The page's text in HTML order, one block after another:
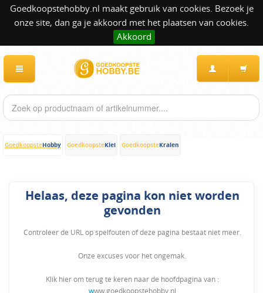
Goedkoopstehobby.nl maakt gebruik van cookies. Bezoek je
onze site, dan ga je akkoord met het plaatsen van cookies.
Akkoord
GoedkoopsteHobby GoedkoopsteKlei GoedkoopsteKralen
Helaas, deze pagina kon niet worden
gevonden
Controleer de URL op spelfouten of deze pagina bestaat niet meer.
Onze excuses voor het ongemak.
Klik hier om terug te keren naar de hoofdpagina van :
www.goedkoopstehobby.nl